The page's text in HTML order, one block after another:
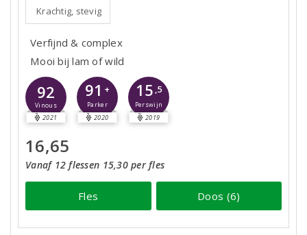
Krachtig, stevig
Verfijnd & complex
Mooi bij lam of wild
92
Vinous
2021
91 +
Parker
2020
15 ,5
Perswijn
2019
16,65
Vanaf 12 flessen 15,30 per fles
Fles Doos (6)